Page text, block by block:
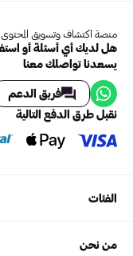
منصة اكتشاف وتسويق المحتوى
هل لديك أي أسئلة أو
يسعدنا تواصلك معنا
فريق الدعم
نقبل طرق الدفع التالية
الفئات
من نحن